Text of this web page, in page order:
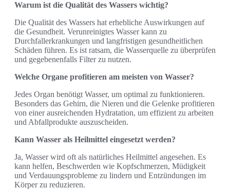
Warum ist die Qualität des Wassers wichtig?
Die Qualität des Wassers hat erhebliche Auswirkungen auf
die Gesundheit. Verunreinigtes Wasser kann zu
Durchfallerkrankungen und langfristigen gesundheitlichen
Schäden führen. Es ist ratsam, die Wasserquelle zu überprüfen
und gegebenenfalls Filter zu nutzen.
Welche Organe profitieren am meisten von Wasser?
Jedes Organ benötigt Wasser, um optimal zu funktionieren.
Besonders das Gehirn, die Nieren und die Gelenke profitieren
von einer ausreichenden Hydratation, um effizient zu arbeiten
und Abfallprodukte auszuscheiden.
Kann Wasser als Heilmittel eingesetzt werden?
Ja, Wasser wird oft als natürliches Heilmittel angesehen. Es
kann helfen, Beschwerden wie Kopfschmerzen, Müdigkeit
und Verdauungsprobleme zu lindern und Entzündungen im
Körper zu reduzieren.